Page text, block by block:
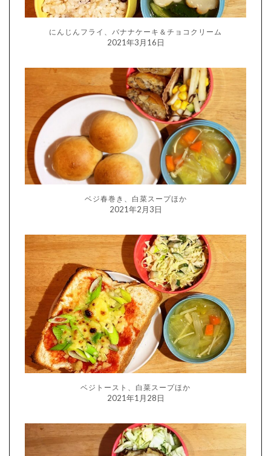
にんじんフライ、バナナケーキ＆チョコクリーム
2021年3月16日
ベジ春巻き、白菜スープほか
2021年2月3日
ベジトースト、白菜スープほか
2021年1月28日